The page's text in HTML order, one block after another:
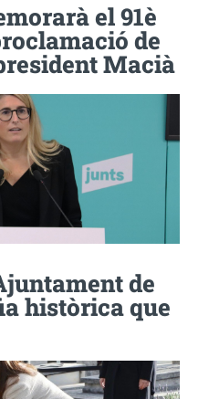
el 91è
de
Macià
de
històrica que